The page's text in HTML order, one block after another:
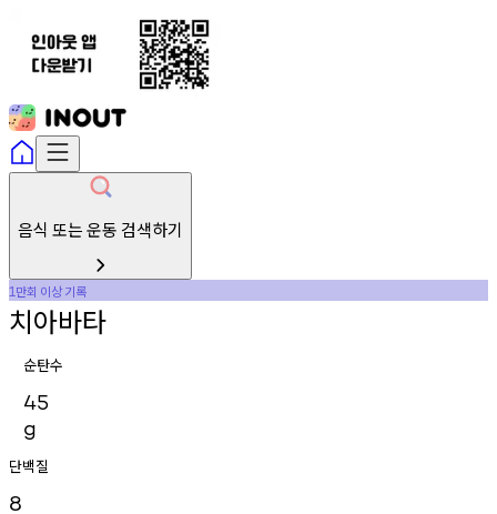
음식 또는 운동 검색하기
1만회 이상기록
치아바타
순탄수
45
g
단백질
8